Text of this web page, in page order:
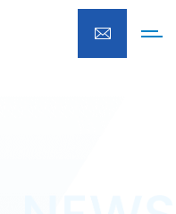
リーナー